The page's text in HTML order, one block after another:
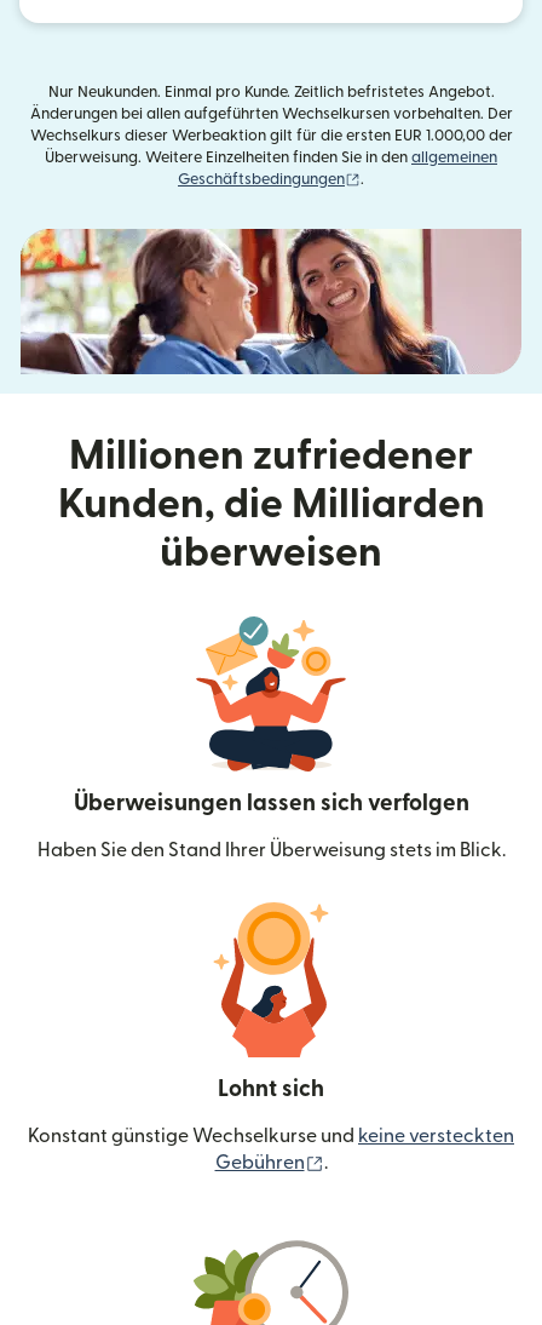
Nur Neukunden. Einmal pro Kunde. Zeitlich befristetes Angebot.
Änderungen bei allen aufgeführten Wechselkursen vorbehalten. Der
Wechselkurs dieser Werbeaktion gilt für die ersten EUR 1.000,00 der
Überweisung. Weitere Einzelheiten finden Sie in den allgemeinen
Geschäftsbedingungen
.
Millionen zufriedener
Kunden, die Milliarden
überweisen
Überweisungen lassen sich verfolgen
Haben Sie den Stand Ihrer Überweisung stets im Blick.
Lohnt sich
Konstant günstige Wechselkurse und keine versteckten
Gebühren
.